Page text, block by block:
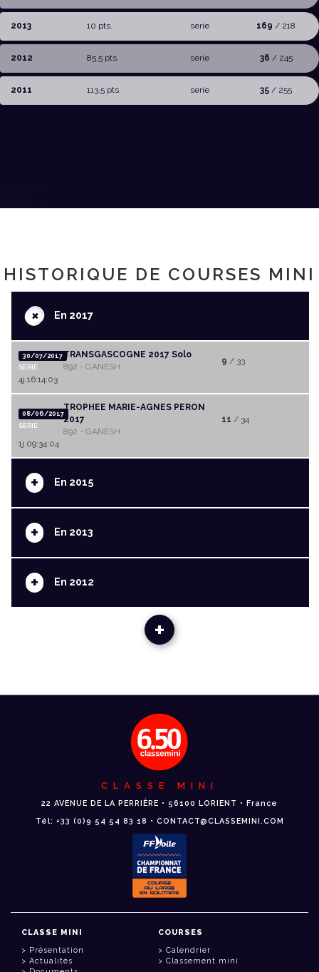
2013 10 pts. serie 169 / 218
2012 85,5 pts. serie 36 / 245
2011 113,5 pts. serie 35 / 255
HISTORIQUE DE COURSES MINI
+En 2017
30/07/2017
SERIE
TRANSGASCOGNE 2017 Solo
892 - GANESH
9 / 33
4j.16:14:03
08/06/2017
SERIE
TROPHEE MARIE-AGNES PERON
2017
892 - GANESH
11 / 34
1j.09:34:04
+ En 2015
+ En 2013
+ En 2012
+
CLASSE MINI
22 AVENUE DE LA PERRIÈRE • 56100 LORIENT • France
Tél: +33 (0)9 54 54 83 18 • CONTACT@CLASSEMINI.COM
CLASSE MINI
Présentation
Actualités
COURSES
Calendrier
Classement mini